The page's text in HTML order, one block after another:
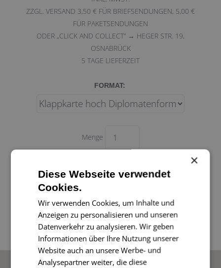
ZZGL. VERSAND 3,50 € FÜR BRIEFSENDUNGEN, 5,00 €
FÜR PAKETSENDUNGEN
ODER „CLICK AND COLLECT“ → HEGER STR. 19,
OSNABRÜCK
5 TAGE LIEFERZEIT
FORMAT:
Menge
Unsere neue Karte im Stil der Chinoiserie blue.
4-seitige Klappkarte im Diplomatenformat,
Umschlag innen grün
BELIEBTE ANLÄSSE
×
Diese Webseite verwendet
Cookies.
Wir verwenden Cookies, um Inhalte und
Anzeigen zu personalisieren und unseren
Datenverkehr zu analysieren. Wir geben
Informationen über Ihre Nutzung unserer
Website auch an unsere Werbe- und
Analysepartner weiter, die diese